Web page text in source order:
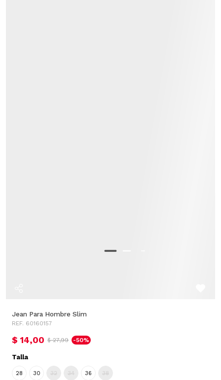
Jean Para Hombre Slim
REF. 60160157
$ 14,00 $ 27,99 -50%
Talla
28 30 32 34 36 38